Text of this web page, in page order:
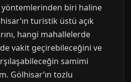
yöntemlerinden biri haline
turistik üstü açık
hangi mahallelerde
vakit geçirebileceğini ve
samimi
Gölhisar’ın tozlu